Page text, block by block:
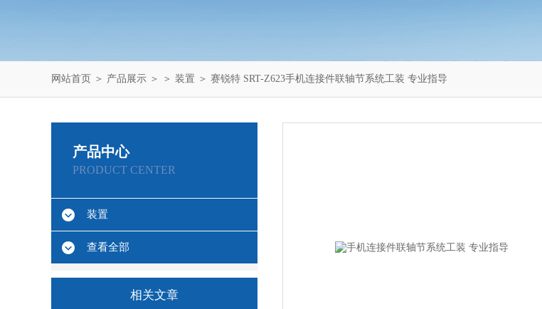
网站首页 ＞ 产品展示 ＞ ＞ 装置 ＞ 赛锐特 SRT-Z623手机连接件联轴节系统工装 专业指导
产品中心
PRODUCT CENTER
装置
查看全部
相关文章